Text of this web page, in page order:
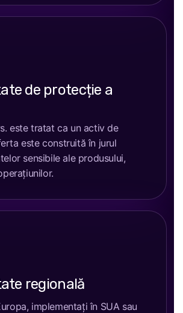
de protecție a
este tratat ca un activ de
este construită în jurul
sensibile ale produsului,
regională
implementați în SUA sau